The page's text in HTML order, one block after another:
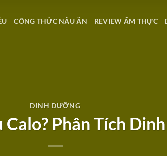
CÔNG THỨC NẤU ĂN REVIEW ẨM THỰC
DINH DƯỠNG
Phân Tích